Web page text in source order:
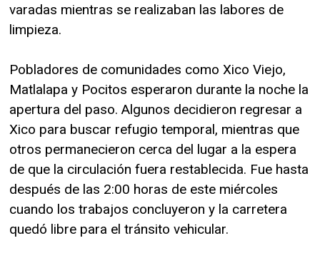
varadas mientras se realizaban las labores de
limpieza.
Pobladores de comunidades como Xico Viejo,
Matlalapa y Pocitos esperaron durante la noche la
apertura del paso. Algunos decidieron regresar a
Xico para buscar refugio temporal, mientras que
otros permanecieron cerca del lugar a la espera
de que la circulación fuera restablecida. Fue hasta
después de las 2:00 horas de este miércoles
cuando los trabajos concluyeron y la carretera
quedó libre para el tránsito vehicular.